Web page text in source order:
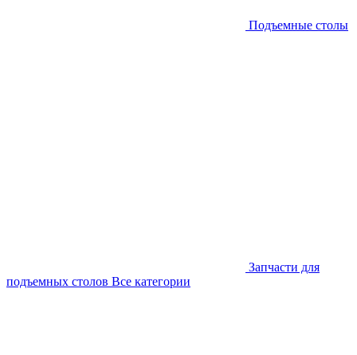
Подъемные столы
Запчасти для
подъемных столов Все категории